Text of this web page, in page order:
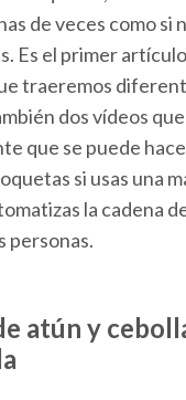
de veces como si
Es el primer
traeremos
dos vídeos
que se puede
si usas una
la cadena
personas.
atún y